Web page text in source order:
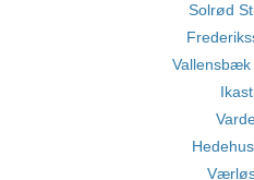
Solrød
Vallensbæk
Ikast